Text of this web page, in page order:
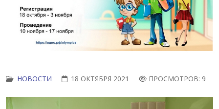
НОВОСТИ 18 ОКТЯБРЯ 2021 ПРОСМОТРОВ: 9